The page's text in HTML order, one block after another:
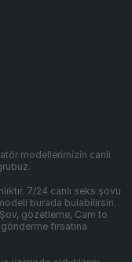
modellerimizin canlı
7/24 canlı seks şovu
burada bulabilirsin.
Şov, gözetleme, Cam to
fırsatına